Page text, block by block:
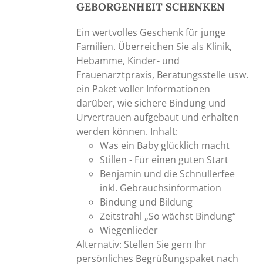
GEBORGENHEIT SCHENKEN
Ein wertvolles Geschenk für junge
Familien. Überreichen Sie als Klinik,
Hebamme, Kinder- und
Frauenarztpraxis, Beratungsstelle usw.
ein Paket voller Informationen
darüber, wie sichere Bindung und
Urvertrauen aufgebaut und erhalten
werden können. Inhalt:
Was ein Baby glücklich macht
Stillen - Für einen guten Start
Benjamin und die Schnullerfee
inkl. Gebrauchsinformation
Bindung und Bildung
Zeitstrahl „So wächst Bindung“
Wiegenlieder
Alternativ: Stellen Sie gern Ihr
persönliches Begrüßungspaket nach